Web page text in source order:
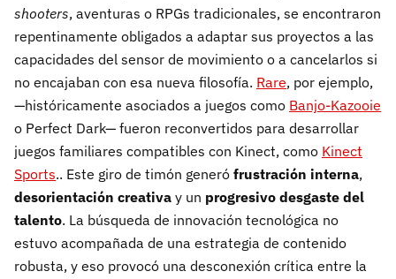
shooters, aventuras o RPGs tradicionales, se encontraron
repentinamente obligados a adaptar sus proyectos a las
capacidades del sensor de movimiento o a cancelarlos si
no encajaban con esa nueva filosofía. Rare, por ejemplo,
—históricamente asociados a juegos como Banjo-Kazooie
o Perfect Dark— fueron reconvertidos para desarrollar
juegos familiares compatibles con Kinect, como Kinect
Sports.. Este giro de timón generó frustración interna,
desorientación creativa y un progresivo desgaste del
talento. La búsqueda de innovación tecnológica no
estuvo acompañada de una estrategia de contenido
robusta, y eso provocó una desconexión crítica entre la